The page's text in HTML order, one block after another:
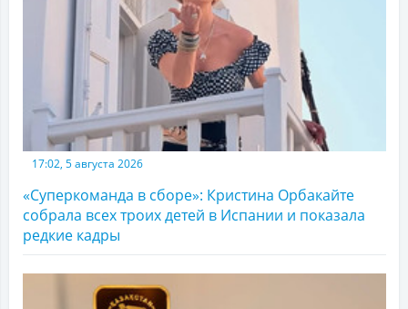
17:02, 5 августа 2026
«Суперкоманда в сборе»: Кристина Орбакайте
собрала всех троих детей в Испании и показала
редкие кадры